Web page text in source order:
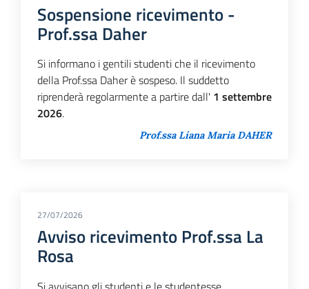
Sospensione ricevimento -
Prof.ssa Daher
Si informano i gentili studenti che il ricevimento
della Prof.ssa Daher è sospeso. Il suddetto
riprenderà regolarmente a partire dall' 1 settembre
2026.
Prof.ssa Liana Maria DAHER
27/07/2026
Avviso ricevimento Prof.ssa La
Rosa